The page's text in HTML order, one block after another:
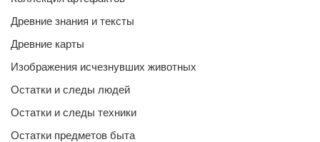
Древние знания и тексты
Древние карты
Изображения исчезнувших животных
Остатки и следы людей
Остатки и следы техники
Остатки предметов быта